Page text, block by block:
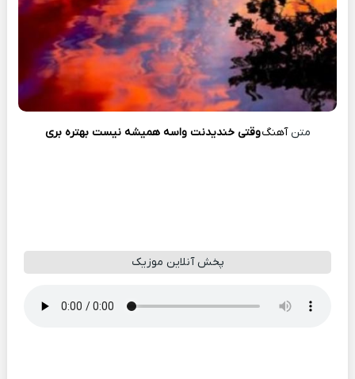
متنآهنگوقتی خندیدنت واسه همیشه نیست بهتره بری
پخش آنلاین موزیک